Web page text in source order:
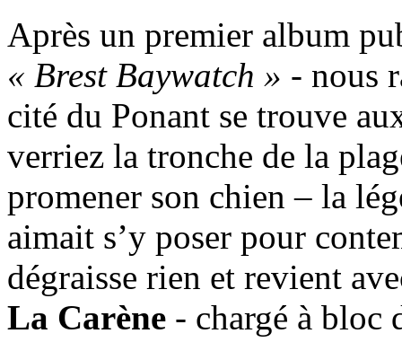
Après un premier album
« Brest Baywatch » - nous
cité du Ponant se trouve
verriez la tronche de la
promener son chien – la
aimait s’y poser pour
dégraisse rien et revient
La Carène - chargé à bloc